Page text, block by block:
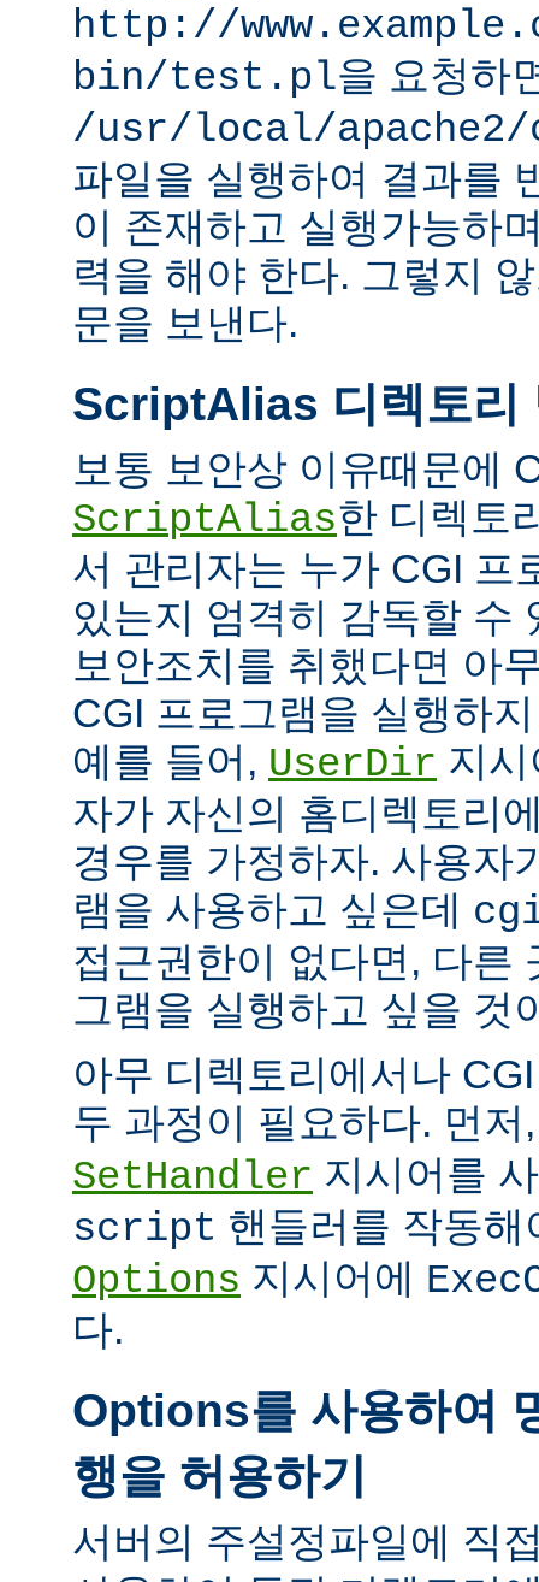
http://
bin/test.pl을 요청하
/usr/local/
파일을 실행하여 결과를
이 존재하고 실행가능하
력을 해야 한다. 그렇지
문을 보낸다.
ScriptAlias 디렉토리
보통 보안상 이유때문에
ScriptAlias한 디렉토
서 관리자는 누가 CGI 프
있는지 엄격히 감독할 수
보안조치를 취했다면 아
CGI 프로그램을 실행하
예를 들어, UserDir 지
자가 자신의 홈디렉토리
경우를 가정하자. 사용자
램을 사용하고 싶은데
접근권한이 없다면, 다른
그램을 실행하고 싶을 것
아무 디렉토리에서나
두 과정이 필요하다. 먼
SetHandler 지시어를
script 핸들러를 작동
Options 지시어에
다.
Options를 사용하여
행을 허용하기
서버의 주설정파일에 직